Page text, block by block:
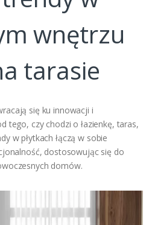
wnętrzu
tarasie
się ku innowacji i
tego, czy chodzi o łazienkę, taras,
w płytkach łączą w sobie
dostosowując się do
domów.